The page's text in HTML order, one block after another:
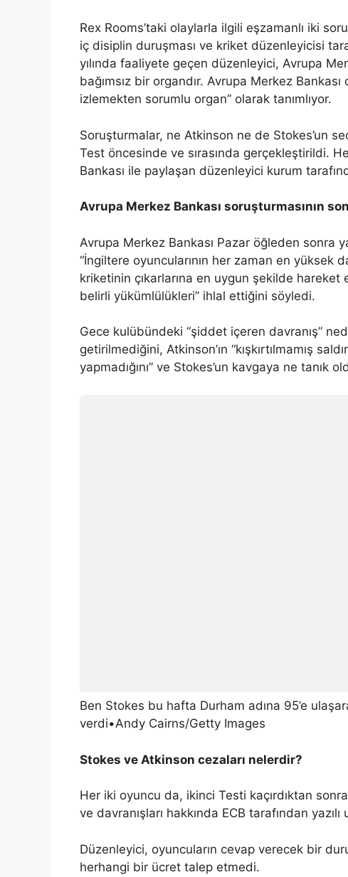
Rex Rooms’taki olaylarla ilgili eşzamanlı iki
iç disiplin duruşması ve kriket düzenleyicisi
yılında faaliyete geçen düzenleyici, Avrupa
bağımsız bir organdır. Avrupa Merkez
izlemekten sorumlu organ” olarak tanımlıyor.
Soruşturmalar, ne Atkinson ne de Stokes’un
Test öncesinde ve sırasında gerçekleştirildi.
Bankası ile paylaşan düzenleyici kurum
Avrupa Merkez Bankası soruşturmasının
Avrupa Merkez Bankası Pazar öğleden sonra
“İngiltere oyuncularının her zaman en yüksek
kriketinin çıkarlarına en uygun şekilde
belirli yükümlülükleri” ihlal ettiğini söyledi.
Gece kulübündeki “şiddet içeren davranış”
getirilmediğini, Atkinson’ın “kışkırtılmamış
yapmadığını” ve Stokes’un kavgaya ne tanık
Ben Stokes bu hafta Durham adına 95’e
verdi•Andy Cairns/Getty Images
Stokes ve Atkinson cezaları nelerdir?
Her iki oyuncu da, ikinci Testi kaçırdıktan
ve davranışları hakkında ECB tarafından yazılı
Düzenleyici, oyuncuların cevap verecek bir
herhangi bir ücret talep etmedi.